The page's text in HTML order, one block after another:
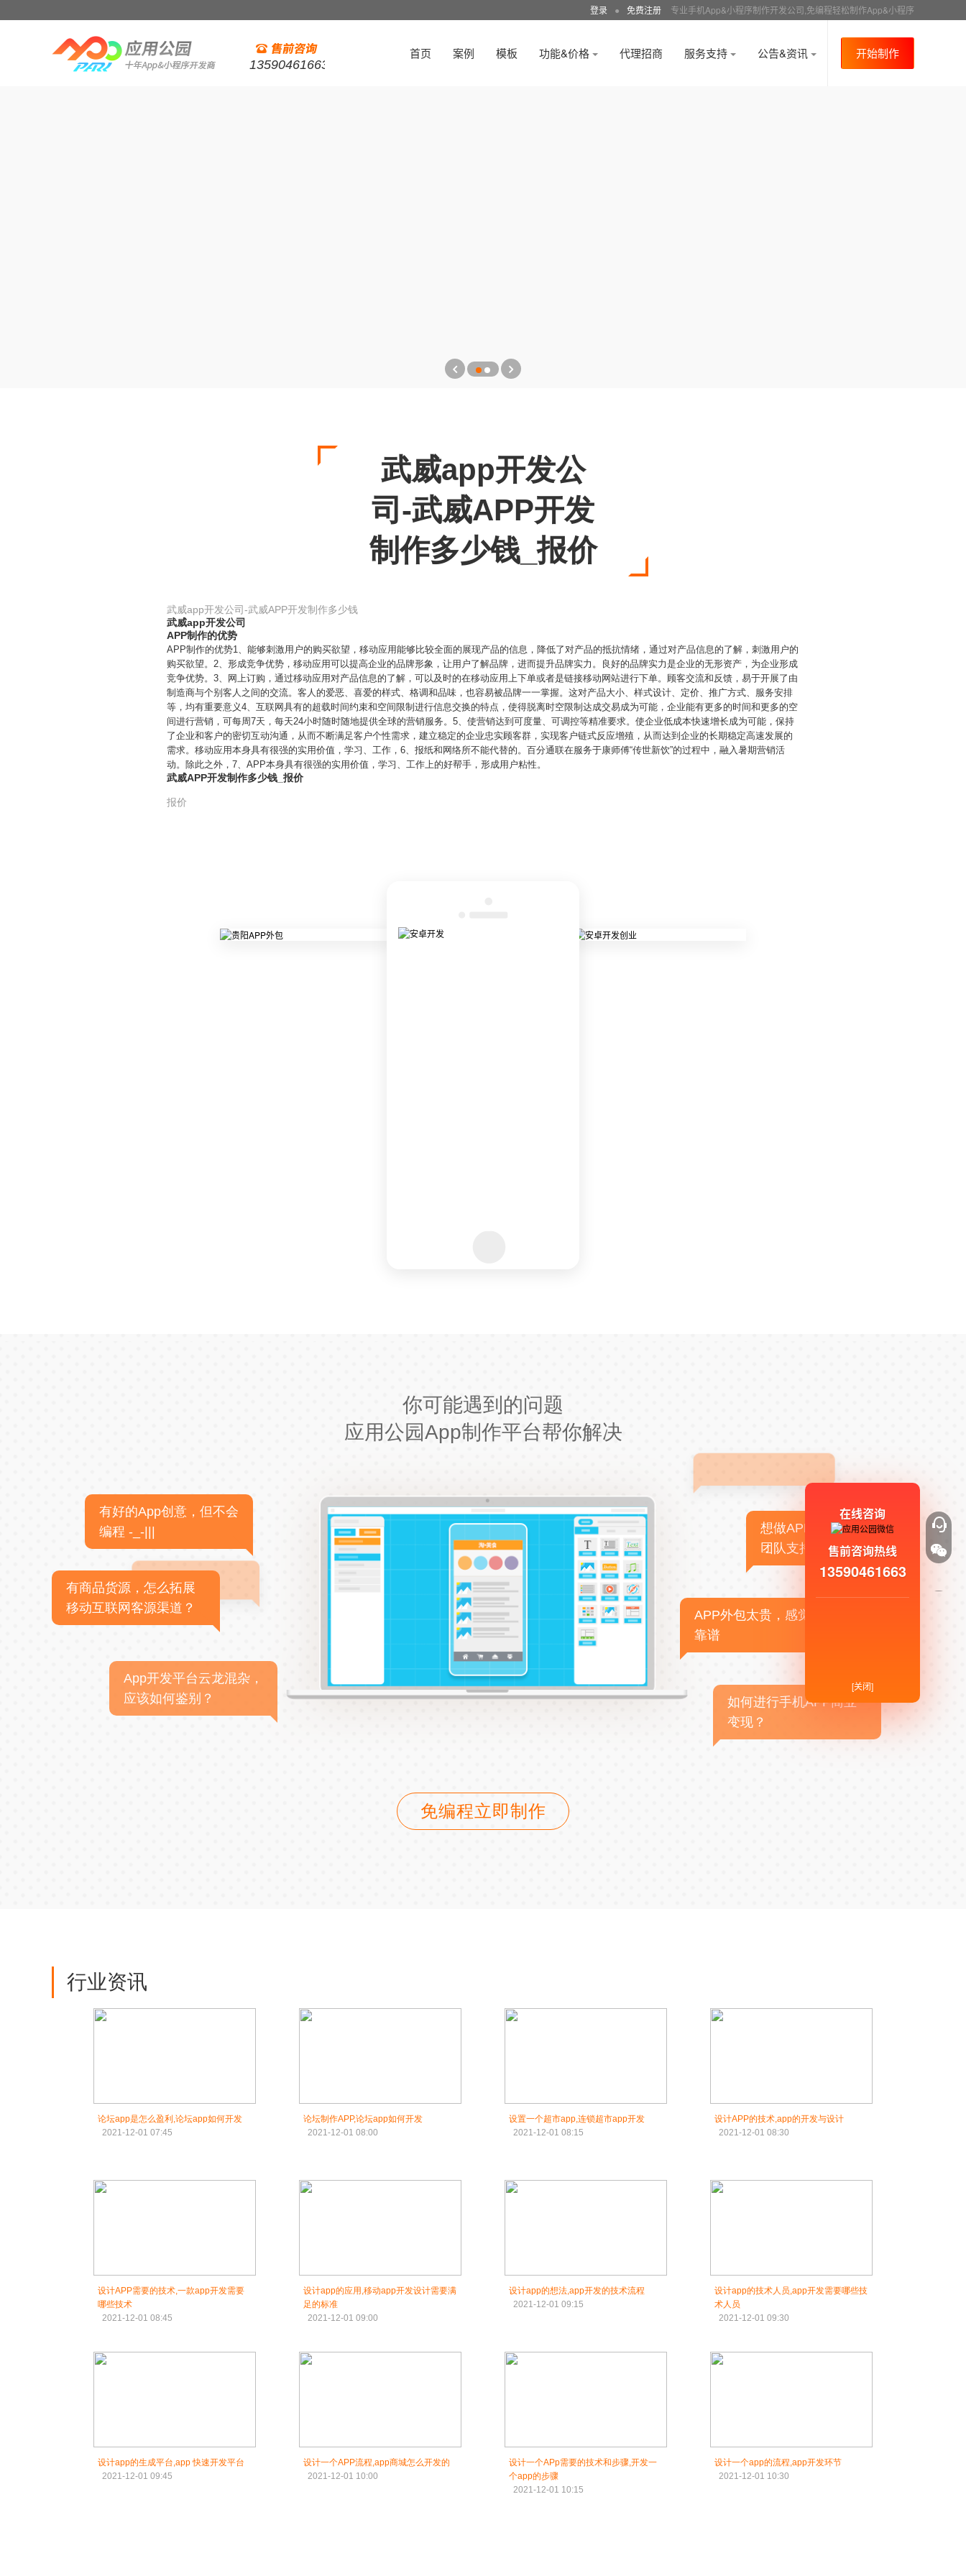
登录 ● 免费注册 专业手机App&小程序制作开发公司,免编程轻松制作App&小程序
13590461663
首页 案例 模板 功能&价格 代理招商 服务支持 公告&资讯 开始制作
武威app开发公
司-武威APP开发
制作多少钱_报价
武威app开发公司-武威APP开发制作多少钱
武威app开发公司
APP制作的优势
APP制作的优势1、能够刺激用户的购买欲望，移动应用能够比较全面的展现产品的信息，降低了对产品的抵抗情绪，通过对产品信息的了解，刺激用户的
购买欲望。2、形成竞争优势，移动应用可以提高企业的品牌形象，让用户了解品牌，进而提升品牌实力。良好的品牌实力是企业的无形资产，为企业形成
竞争优势。3、网上订购，通过移动应用对产品信息的了解，可以及时的在移动应用上下单或者是链接移动网站进行下单。顾客交流和反馈，易于开展了由
制造商与个别客人之间的交流。客人的爱恶、喜爱的样式、格调和品味，也容易被品牌一一掌握。这对产品大小、样式设计、定价、推广方式、服务安排
等，均有重要意义4、互联网具有的超载时间约束和空间限制进行信息交换的特点，使得脱离时空限制达成交易成为可能，企业能有更多的时间和更多的空
间进行营销，可每周7天，每天24小时随时随地提供全球的营销服务。5、使营销达到可度量、可调控等精准要求。使企业低成本快速增长成为可能，保持
了企业和客户的密切互动沟通，从而不断满足客户个性需求，建立稳定的企业忠实顾客群，实现客户链式反应增殖，从而达到企业的长期稳定高速发展的
需求。移动应用本身具有很强的实用价值，学习、工作，6、报纸和网络所不能代替的。百分通联在服务于康师傅“传世新饮”的过程中，融入暑期营销活
动。除此之外，7、APP本身具有很强的实用价值，学习、工作上的好帮手，形成用户粘性。
武威APP开发制作多少钱_报价
报价
你可能遇到的问题
应用公园App制作平台帮你解决
有好的App创意，但不会
编程 -_-|||
有商品货源，怎么拓展
移动互联网客源渠道？
App开发平台云龙混杂，
应该如何鉴别？
想做APP，但没有技术
团队支持
APP外包太贵，感觉不
靠谱
如何进行手机APP商业
变现？
免编程立即制作
行业资讯
论坛app是怎么盈利,论坛app如何开发
2021-12-01 07:45
论坛制作APP,论坛app如何开发
2021-12-01 08:00
设置一个超市app,连锁超市app开发
2021-12-01 08:15
设计APP的技术,app的开发与设计
2021-12-01 08:30
设计APP需要的技术,一款app开发需要
哪些技术
2021-12-01 08:45
设计app的应用,移动app开发设计需要满
足的标准
2021-12-01 09:00
设计app的想法,app开发的技术流程
2021-12-01 09:15
设计app的技术人员,app开发需要哪些技
术人员
2021-12-01 09:30
设计app的生成平台,app 快速开发平台
2021-12-01 09:45
设计一个APP流程,app商城怎么开发的
2021-12-01 10:00
设计一个APp需要的技术和步骤,开发一
个app的步骤
2021-12-01 10:15
设计一个app的流程,app开发环节
2021-12-01 10:30
在线咨询
售前咨询热线
13590461663
[关闭]